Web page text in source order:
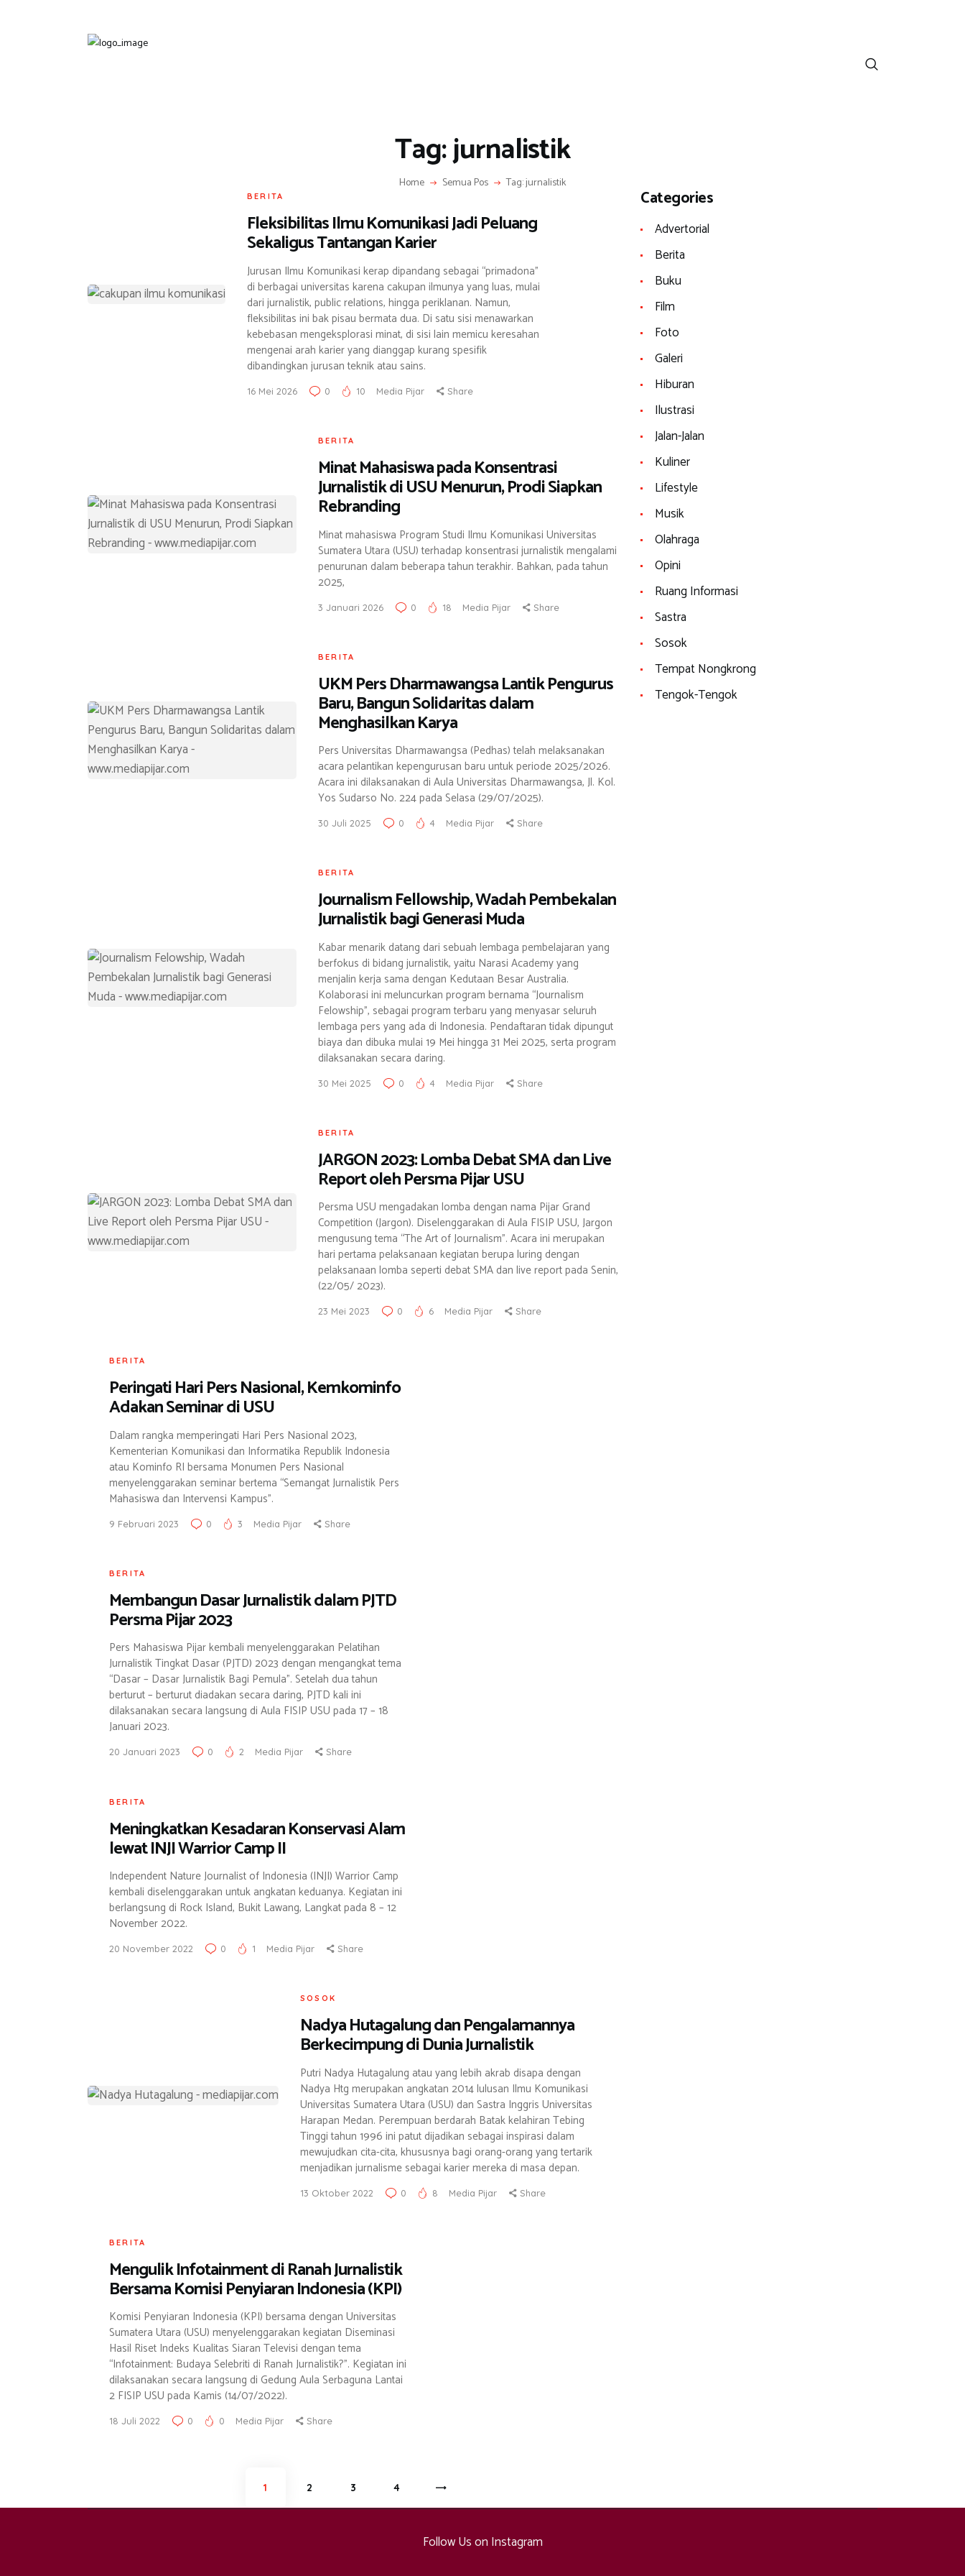
Tag: jurnalistik
Home Semua Pos Tag: jurnalistik
BERITA
Fleksibilitas Ilmu Komunikasi Jadi Peluang
Sekaligus Tantangan Karier
Jurusan Ilmu Komunikasi kerap dipandang sebagai “primadona”
di berbagai universitas karena cakupan ilmunya yang luas, mulai
dari jurnalistik, public relations, hingga periklanan. Namun,
fleksibilitas ini bak pisau bermata dua. Di satu sisi menawarkan
kebebasan mengeksplorasi minat, di sisi lain memicu keresahan
mengenai arah karier yang dianggap kurang spesifik
dibandingkan jurusan teknik atau sains.
16 Mei 2026 0 10 Media Pijar Share
BERITA
Minat Mahasiswa pada Konsentrasi
Jurnalistik di USU Menurun, Prodi Siapkan
Rebranding
Minat mahasiswa Program Studi Ilmu Komunikasi Universitas
Sumatera Utara (USU) terhadap konsentrasi jurnalistik mengalami
penurunan dalam beberapa tahun terakhir. Bahkan, pada tahun
2025,
3 Januari 2026 0 18 Media Pijar Share
BERITA
UKM Pers Dharmawangsa Lantik Pengurus
Baru, Bangun Solidaritas dalam
Menghasilkan Karya
Pers Universitas Dharmawangsa (Pedhas) telah melaksanakan
acara pelantikan kepengurusan baru untuk periode 2025/2026.
Acara ini dilaksanakan di Aula Universitas Dharmawangsa, Jl. Kol.
Yos Sudarso No. 224 pada Selasa (29/07/2025).
30 Juli 2025 0 4 Media Pijar Share
BERITA
Journalism Fellowship, Wadah Pembekalan
Jurnalistik bagi Generasi Muda
Kabar menarik datang dari sebuah lembaga pembelajaran yang
berfokus di bidang jurnalistik, yaitu Narasi Academy yang
menjalin kerja sama dengan Kedutaan Besar Australia.
Kolaborasi ini meluncurkan program bernama “Journalism
Felowship”, sebagai program terbaru yang menyasar seluruh
lembaga pers yang ada di Indonesia. Pendaftaran tidak dipungut
biaya dan dibuka mulai 19 Mei hingga 31 Mei 2025, serta program
dilaksanakan secara daring.
30 Mei 2025 0 4 Media Pijar Share
BERITA
JARGON 2023: Lomba Debat SMA dan Live
Report oleh Persma Pijar USU
Persma USU mengadakan lomba dengan nama Pijar Grand
Competition (Jargon). Diselenggarakan di Aula FISIP USU, Jargon
mengusung tema “The Art of Journalism”. Acara ini merupakan
hari pertama pelaksanaan kegiatan berupa luring dengan
pelaksanaan lomba seperti debat SMA dan live report pada Senin,
(22/05/ 2023).
23 Mei 2023 0 6 Media Pijar Share
BERITA
Peringati Hari Pers Nasional, Kemkominfo
Adakan Seminar di USU
Dalam rangka memperingati Hari Pers Nasional 2023,
Kementerian Komunikasi dan Informatika Republik Indonesia
atau Kominfo RI bersama Monumen Pers Nasional
menyelenggarakan seminar bertema “Semangat Jurnalistik Pers
Mahasiswa dan Intervensi Kampus”.
9 Februari 2023 0 3 Media Pijar Share
BERITA
Membangun Dasar Jurnalistik dalam PJTD
Persma Pijar 2023
Pers Mahasiswa Pijar kembali menyelenggarakan Pelatihan
Jurnalistik Tingkat Dasar (PJTD) 2023 dengan mengangkat tema
“Dasar – Dasar Jurnalistik Bagi Pemula”. Setelah dua tahun
berturut – berturut diadakan secara daring, PJTD kali ini
dilaksanakan secara langsung di Aula FISIP USU pada 17 – 18
Januari 2023.
20 Januari 2023 0 2 Media Pijar Share
BERITA
Meningkatkan Kesadaran Konservasi Alam
lewat INJI Warrior Camp II
Independent Nature Journalist of Indonesia (INJI) Warrior Camp
kembali diselenggarakan untuk angkatan keduanya. Kegiatan ini
berlangsung di Rock Island, Bukit Lawang, Langkat pada 8 – 12
November 2022.
20 November 2022 0 1 Media Pijar Share
SOSOK
Nadya Hutagalung dan Pengalamannya
Berkecimpung di Dunia Jurnalistik
Putri Nadya Hutagalung atau yang lebih akrab disapa dengan
Nadya Htg merupakan angkatan 2014 lulusan Ilmu Komunikasi
Universitas Sumatera Utara (USU) dan Sastra Inggris Universitas
Harapan Medan. Perempuan berdarah Batak kelahiran Tebing
Tinggi tahun 1996 ini patut dijadikan sebagai inspirasi dalam
mewujudkan cita-cita, khususnya bagi orang-orang yang tertarik
menjadikan jurnalisme sebagai karier mereka di masa depan.
13 Oktober 2022 0 8 Media Pijar Share
BERITA
Mengulik Infotainment di Ranah Jurnalistik
Bersama Komisi Penyiaran Indonesia (KPI)
Komisi Penyiaran Indonesia (KPI) bersama dengan Universitas
Sumatera Utara (USU) menyelenggarakan kegiatan Diseminasi
Hasil Riset Indeks Kualitas Siaran Televisi dengan tema
“Infotainment: Budaya Selebriti di Ranah Jurnalistik?”. Kegiatan ini
dilaksanakan secara langsung di Gedung Aula Serbaguna Lantai
2 FISIP USU pada Kamis (14/07/2022).
18 Juli 2022 0 0 Media Pijar Share
pos PAGE
1 PAGE
2 PAGE
3 PAGE
4
Categories
Advertorial
Berita
Buku
Film
Foto
Galeri
Hiburan
Ilustrasi
Jalan-Jalan
Kuliner
Lifestyle
Musik
Olahraga
Opini
Ruang Informasi
Sastra
Sosok
Tempat Nongkrong
Tengok-Tengok
Follow Us on Instagram